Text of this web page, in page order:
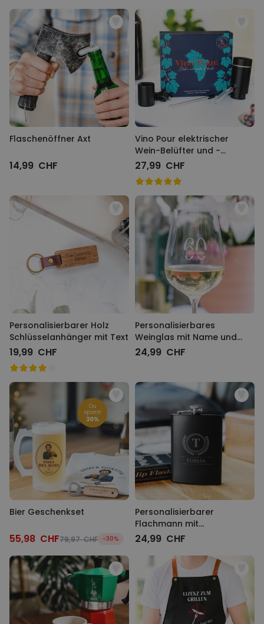
Flaschenöffner Axt
14,99 CHF
Vino Pour elektrischer
Wein-Belüfter und -
Dekanter
27,99 CHF
Personalisierbarer Holz
Schlüsselanhänger mit Text
19,99 CHF
Personalisierbares
Weinglas mit Name und
Jahreszahl
24,99 CHF
Bier Geschenkset
55,98 CHF79,97 CHF -30%
Personalisierbarer
Flachmann mit
Monogramm
24,99 CHF